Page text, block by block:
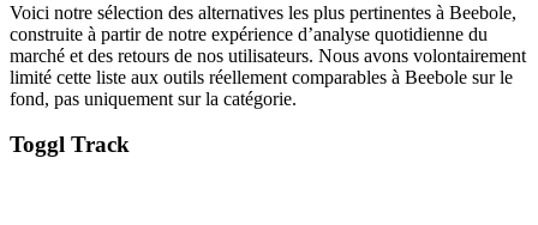
Voici notre sélection des alternatives les plus pertinentes à Beebole,
construite à partir de notre expérience d’analyse quotidienne du
marché et des retours de nos utilisateurs. Nous avons volontairement
limité cette liste aux outils réellement comparables à Beebole sur le
fond, pas uniquement sur la catégorie.
Toggl Track